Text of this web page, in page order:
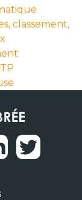
classement,